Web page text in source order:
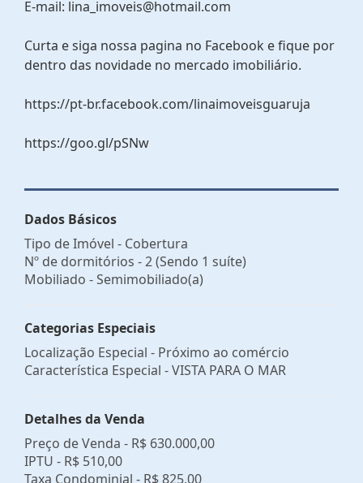
E-mail: lina_imoveis@hotmail.com
Curta e siga nossa pagina no Facebook e fique por
dentro das novidade no mercado imobiliário.
https://pt-br.facebook.com/linaimoveisguaruja
https://goo.gl/pSNw
Dados Básicos
Tipo de Imóvel - Cobertura
Nº de dormitórios - 2 (Sendo 1 suíte)
Mobiliado - Semimobiliado(a)
Categorias Especiais
Localização Especial - Próximo ao comércio
Característica Especial - VISTA PARA O MAR
Detalhes da Venda
Preço de Venda - R$ 630.000,00
IPTU - R$ 510,00
Taxa Condominial - R$ 825,00